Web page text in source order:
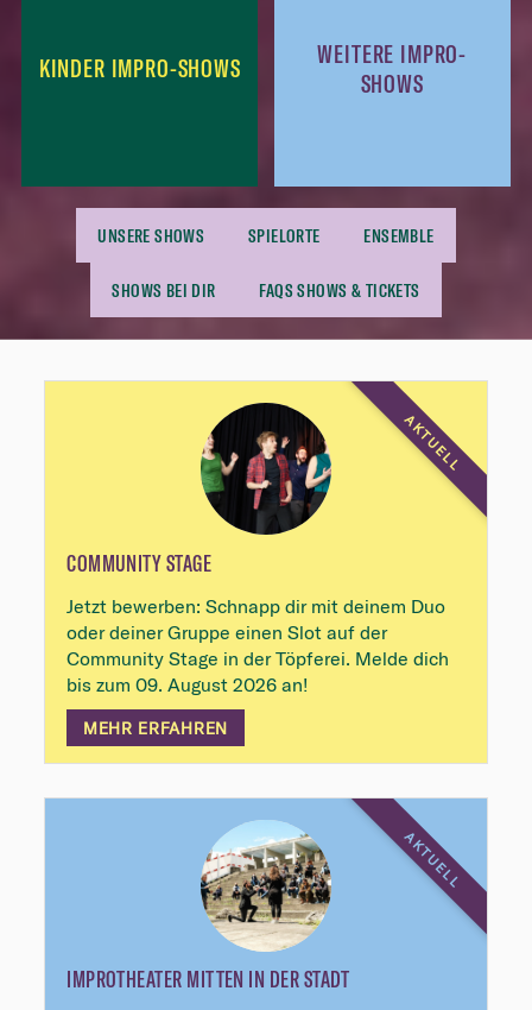
KINDER IMPRO-SHOWS
WEITERE IMPRO-
SHOWS
UNSERE SHOWS SPIELORTE ENSEMBLE
SHOWS BEI DIR FAQS SHOWS & TICKETS
AKTUELL
COMMUNITY STAGE
Jetzt bewerben: Schnapp dir mit deinem Duo
oder deiner Gruppe einen Slot auf der
Community Stage in der Töpferei. Melde dich
bis zum 09. August 2026 an!
MEHR ERFAHREN
AKTUELL
IMPROTHEATER MITTEN IN DER STADT